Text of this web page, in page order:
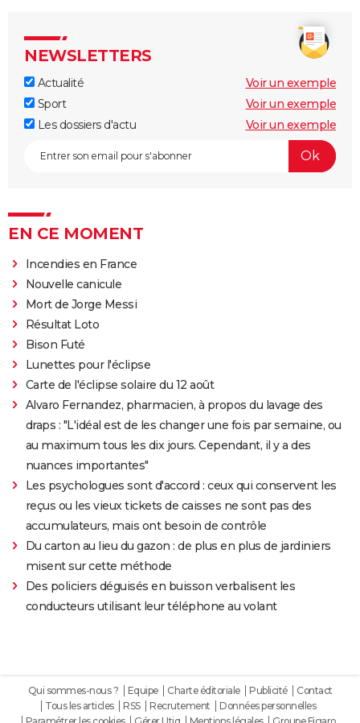
NEWSLETTERS
Actualité
Voir un exemple
Sport
Voir un exemple
Les dossiers d'actu
Voir un exemple
EN CE MOMENT
Incendies en France
Nouvelle canicule
Mort de Jorge Messi
Résultat Loto
Bison Futé
Lunettes pour l'éclipse
Carte de l'éclipse solaire du 12 août
Alvaro Fernandez, pharmacien, à propos du lavage des
draps : "L'idéal est de les changer une fois par semaine, ou
au maximum tous les dix jours. Cependant, il y a des
nuances importantes"
Les psychologues sont d'accord : ceux qui conservent les
reçus ou les vieux tickets de caisses ne sont pas des
accumulateurs, mais ont besoin de contrôle
Du carton au lieu du gazon : de plus en plus de jardiniers
misent sur cette méthode
Des policiers déguisés en buisson verbalisent les
conducteurs utilisant leur téléphone au volant
Qui sommes-nous ? Equipe Charte éditoriale Publicité
Contact
Tous les articles
RSS Recrutement
Données personnelles